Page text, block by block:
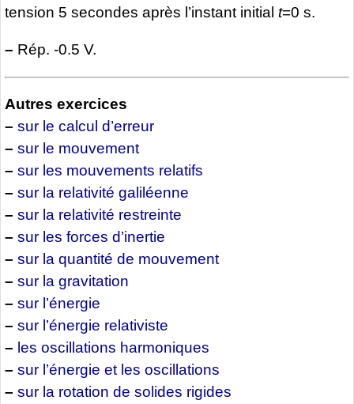
tension 5 secondes après l’instant initial t=0 s.
– Rép. -0.5 V.
Autres exercices
– sur le calcul d’erreur
– sur le mouvement
– sur les mouvements relatifs
– sur la relativité galiléenne
– sur la relativité restreinte
– sur les forces d’inertie
– sur la quantité de mouvement
– sur la gravitation
– sur l’énergie
– sur l’énergie relativiste
– les oscillations harmoniques
– sur l’énergie et les oscillations
– sur la rotation de solides rigides